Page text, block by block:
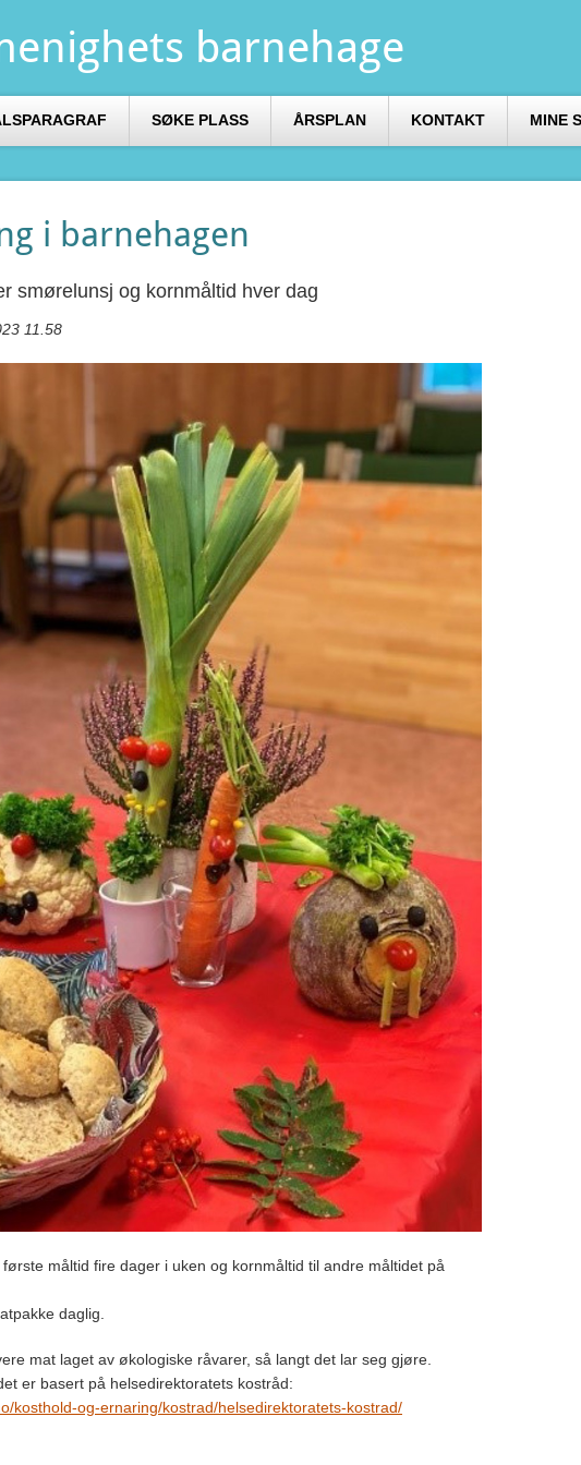
barnehage
SØKE PLASS ÅRSPLAN KONTAKT MINE
i barnehagen
smørelunsj og kornmåltid hver dag
11.58
måltid fire dager i uken og kornmåltid til andre måltidet på
daglig.
mat laget av økologiske råvarer, så langt det lar seg gjøre.
er basert på helsedirektoratets kostråd:
kosthold-og-ernaring/kostrad/helsedirektoratets-kostrad/